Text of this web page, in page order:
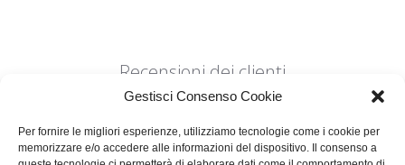
Gestisci Consenso Cookie
Per fornire le migliori esperienze, utilizziamo tecnologie come i cookie per
memorizzare e/o accedere alle informazioni del dispositivo. Il consenso a
Recensioni dei clienti